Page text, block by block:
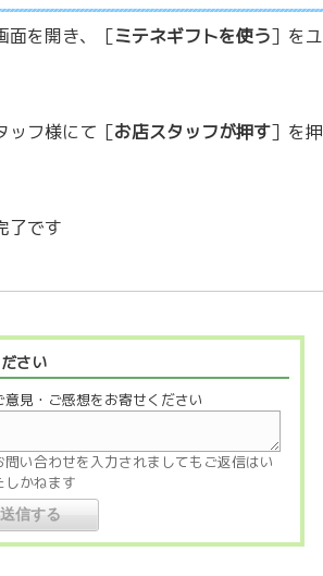
面を開き、［ミテネギフトを使う］をユ
ッフ様にて［お店スタッフが押す］を押
了です
さい
意見・ご感想をお寄せください
問い合わせを入力されましてもご返信はい
しかねます